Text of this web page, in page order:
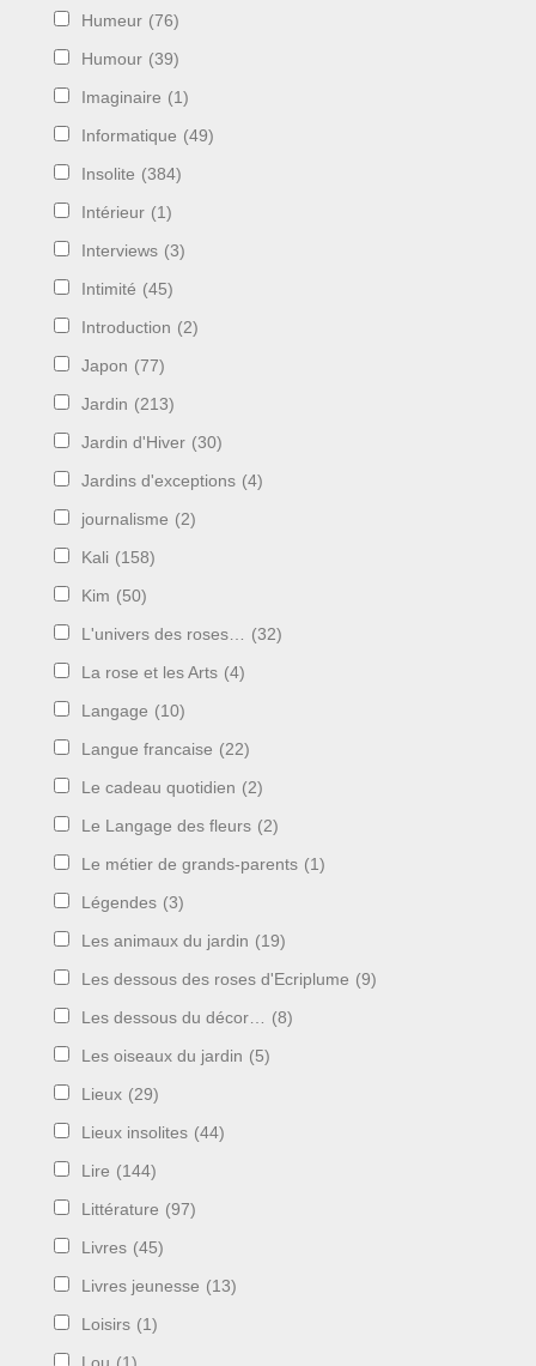
Humeur (76)
Humour (39)
Imaginaire (1)
Informatique (49)
Insolite (384)
Intérieur (1)
Interviews (3)
Intimité (45)
Introduction (2)
Japon (77)
Jardin (213)
Jardin d'Hiver (30)
Jardins d'exceptions (4)
journalisme (2)
Kali (158)
Kim (50)
L'univers des roses… (32)
La rose et les Arts (4)
Langage (10)
Langue francaise (22)
Le cadeau quotidien (2)
Le Langage des fleurs (2)
Le métier de grands-parents (1)
Légendes (3)
Les animaux du jardin (19)
Les dessous des roses d'Ecriplume (9)
Les dessous du décor… (8)
Les oiseaux du jardin (5)
Lieux (29)
Lieux insolites (44)
Lire (144)
Littérature (97)
Livres (45)
Livres jeunesse (13)
Loisirs (1)